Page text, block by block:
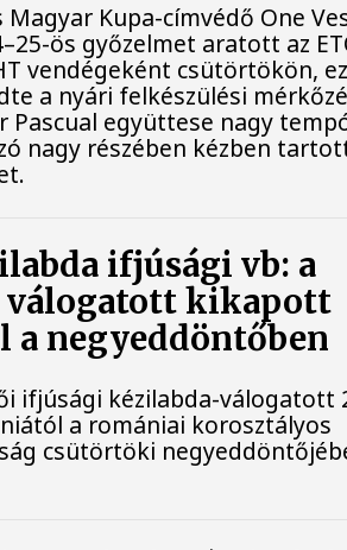
Magyar Kupa-címvédő One
ös győzelmet aratott az
vendégeként csütörtökön,
a nyári felkészülési
Pascual együttese nagy
nagy részében kézben
ifjúsági vb: a
válogatott kikapott
a negyeddöntőben
ifjúsági kézilabda-válogatott
a romániai korosztályos
csütörtöki